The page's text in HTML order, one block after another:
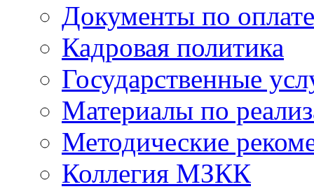
Документы по
Кадровая политика
Государственные
Материалы по
Методические
Коллегия МЗКК